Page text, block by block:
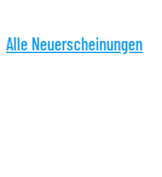
Alle Neuerscheinungen